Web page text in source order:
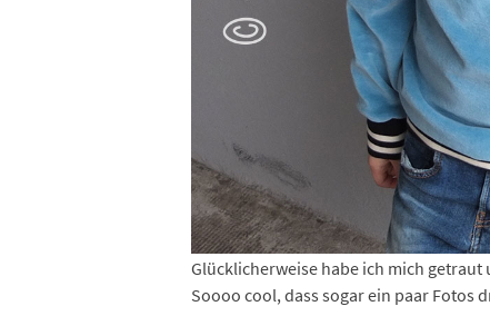
Glücklicherweise habe ich mich
Soooo cool, dass sogar ein paar Fotos